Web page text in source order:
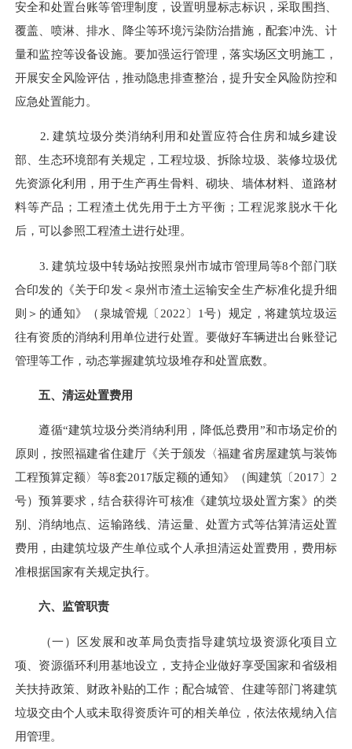
安全和处置台账等管理制度，设置明显标志标识，采取围挡、
覆盖、喷淋、排水、降尘等环境污染防治措施，配套冲洗、计
量和监控等设备设施。要加强运行管理，落实场区文明施工，
开展安全风险评估，推动隐患排查整治，提升安全风险防控和
应急处置能力。
2. 建筑垃圾分类消纳利用和处置应符合住房和城乡建设
部、生态环境部有关规定，工程垃圾、拆除垃圾、装修垃圾优
先资源化利用，用于生产再生骨料、砌块、墙体材料、道路材
料等产品；工程渣土优先用于土方平衡；工程泥浆脱水干化
后，可以参照工程渣土进行处理。
3. 建筑垃圾中转场站按照泉州市城市管理局等8个部门联
合印发的《关于印发＜泉州市渣土运输安全生产标准化提升细
则＞的通知》（泉城管规〔2022〕1号）规定，将建筑垃圾运
往有资质的消纳利用单位进行处置。要做好车辆进出台账登记
管理等工作，动态掌握建筑垃圾堆存和处置底数。
五、清运处置费用
遵循“建筑垃圾分类消纳利用，降低总费用”和市场定价的
原则，按照福建省住建厅《关于颁发〈福建省房屋建筑与装饰
工程预算定额〉等8套2017版定额的通知》（闽建筑〔2017〕2
号）预算要求，结合获得许可核准《建筑垃圾处置方案》的类
别、消纳地点、运输路线、清运量、处置方式等估算清运处置
费用，由建筑垃圾产生单位或个人承担清运处置费用，费用标
准根据国家有关规定执行。
六、监管职责
（一）区发展和改革局负责指导建筑垃圾资源化项目立
项、资源循环利用基地设立，支持企业做好享受国家和省级相
关扶持政策、财政补贴的工作；配合城管、住建等部门将建筑
垃圾交由个人或未取得资质许可的相关单位，依法依规纳入信
用管理。